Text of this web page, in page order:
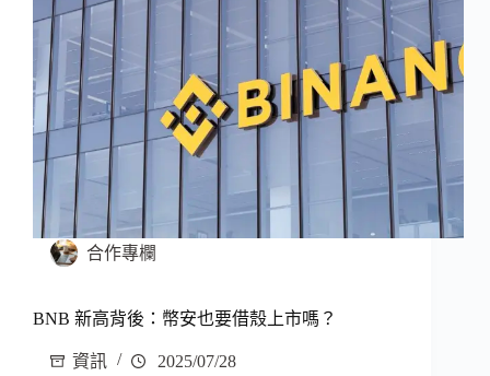
合作專欄
BNB 新高背後：幣安也要借殼上市嗎？
資訊 2025/07/28